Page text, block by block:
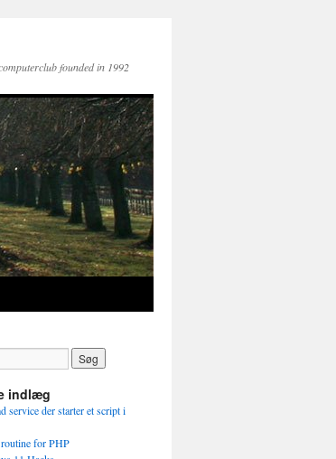
founded in 1992
indlæg
service der starter et script i
for PHP